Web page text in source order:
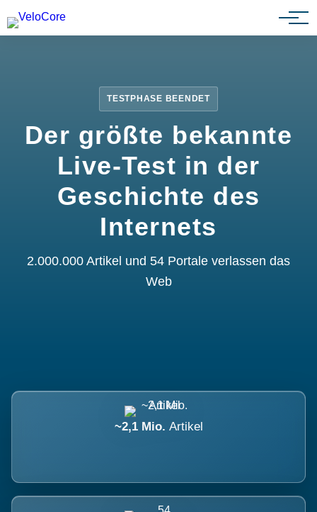
Partnerprogramm
TESTPHASE BEENDET
Der größte bekannte
Live-Test in der
Geschichte des
Internets
2.000.000 Artikel und 54 Portale verlassen das
Web
~2,1 Mio. Artikel